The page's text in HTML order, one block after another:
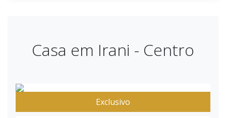
Casa em Irani - Centro
Exclusivo